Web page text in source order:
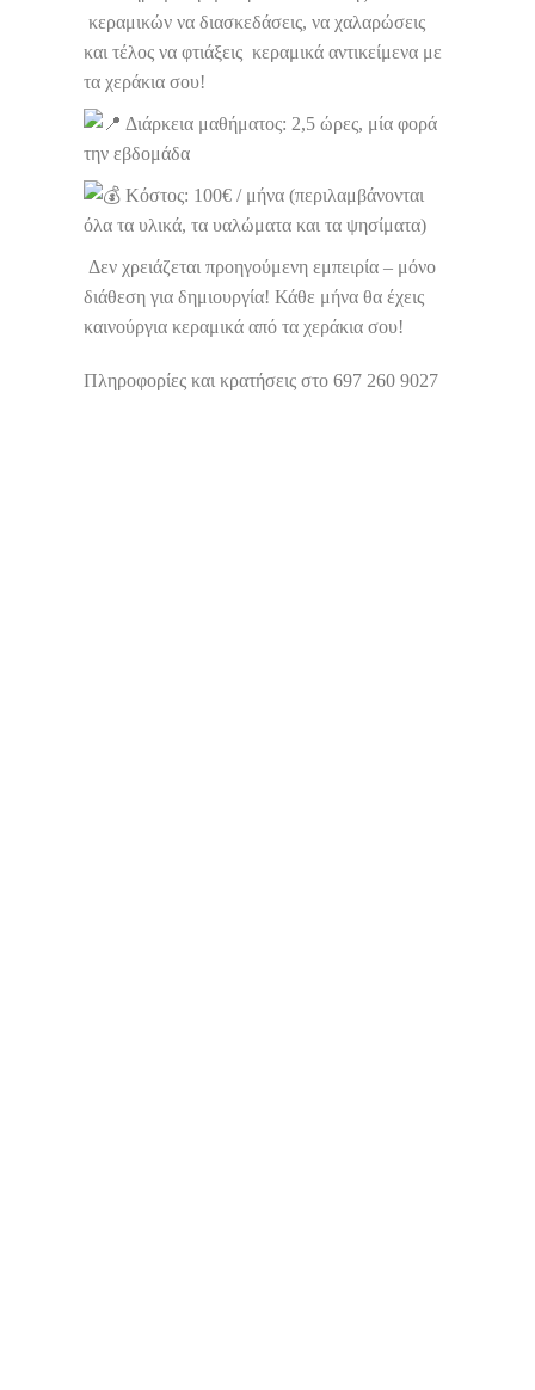
κεραμικών να διασκεδάσεις, να χαλαρώσεις
και τέλος να φτιάξεις κεραμικά αντικείμενα με
τα χεράκια σου!
Διάρκεια μαθήματος: 2,5 ώρες, μία φορά
την εβδομάδα
Κόστος: 100€ / μήνα (περιλαμβάνονται
όλα τα υλικά, τα υαλώματα και τα ψησίματα)
Δεν χρειάζεται προηγούμενη εμπειρία – μόνο
διάθεση για δημιουργία! Κάθε μήνα θα έχεις
καινούργια κεραμικά από τα χεράκια σου!
Πληροφορίες και κρατήσεις στο 697 260 9027